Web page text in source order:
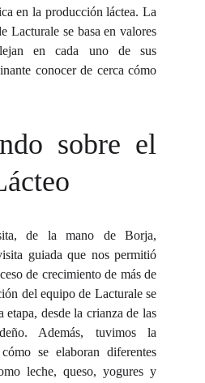
en la producción láctea. La
Lacturale se basa en valores
en cada uno de sus
conocer de cerca cómo
sobre el
de la mano de Borja,
guiada que nos permitió
de crecimiento de más de
del equipo de Lacturale se
etapa, desde la crianza de las
Además, tuvimos la
se elaboran diferentes
leche, queso, yogures y